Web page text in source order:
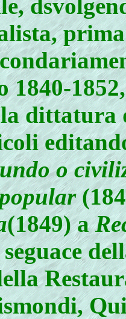
1840-
dittatura
o
(1849) a